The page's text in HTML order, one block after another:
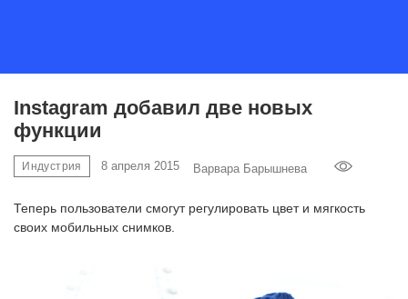
Instagram добавил две новых
функции
Индустрия 8 апреля 2015 Варвара Барышнева
Теперь пользователи смогут регулировать цвет и мягкость
своих мобильных снимков.